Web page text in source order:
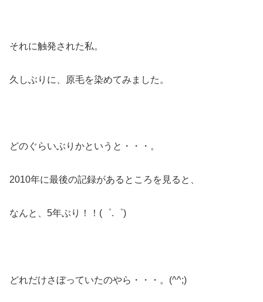
それに触発された私。
久しぶりに、原毛を染めてみました。
どのぐらいぶりかというと・・・。
2010年に最後の記録があるところを見ると、
なんと、5年ぶり！！(゜.゜)
どれだけさぼっていたのやら・・・。(^^;)